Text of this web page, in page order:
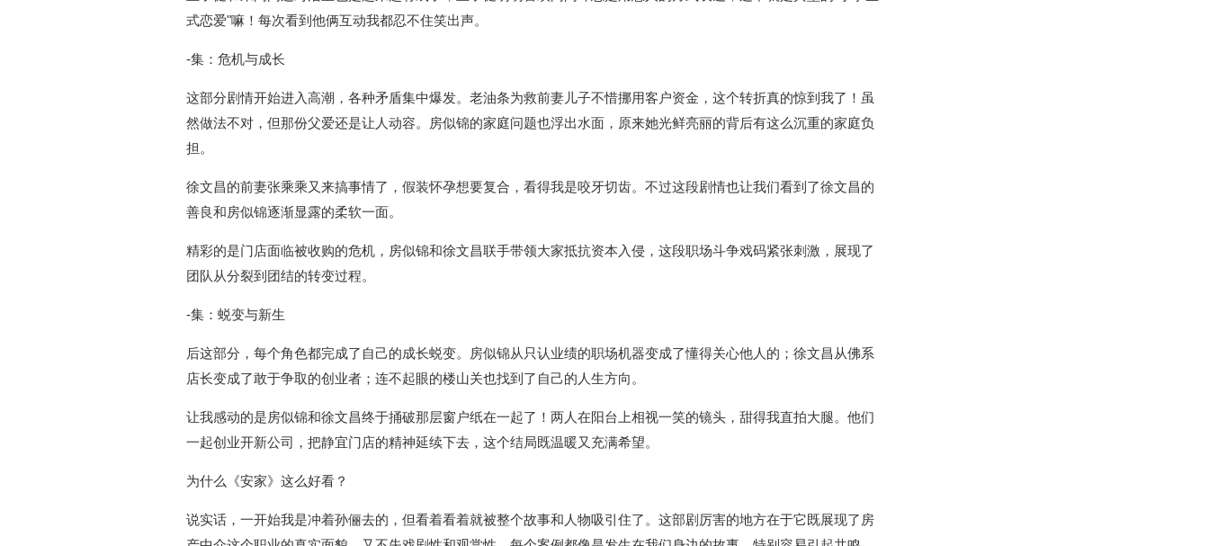
式恋爱"嘛！每次看到他俩互动我都忍不住笑出声。
-集：危机与成长
这部分剧情开始进入高潮，各种矛盾集中爆发。老油条为救前妻儿子不惜挪用客户资金，这个转折真的惊到我了！虽
然做法不对，但那份父爱还是让人动容。房似锦的家庭问题也浮出水面，原来她光鲜亮丽的背后有这么沉重的家庭负
担。
徐文昌的前妻张乘乘又来搞事情了，假装怀孕想要复合，看得我是咬牙切齿。不过这段剧情也让我们看到了徐文昌的
善良和房似锦逐渐显露的柔软一面。
精彩的是门店面临被收购的危机，房似锦和徐文昌联手带领大家抵抗资本入侵，这段职场斗争戏码紧张刺激，展现了
团队从分裂到团结的转变过程。
-集：蜕变与新生
后这部分，每个角色都完成了自己的成长蜕变。房似锦从只认业绩的职场机器变成了懂得关心他人的；徐文昌从佛系
店长变成了敢于争取的创业者；连不起眼的楼山关也找到了自己的人生方向。
让我感动的是房似锦和徐文昌终于捅破那层窗户纸在一起了！两人在阳台上相视一笑的镜头，甜得我直拍大腿。他们
一起创业开新公司，把静宜门店的精神延续下去，这个结局既温暖又充满希望。
为什么《安家》这么好看？
说实话，一开始我是冲着孙俪去的，但看着看着就被整个故事和人物吸引住了。这部剧厉害的地方在于它既展现了房